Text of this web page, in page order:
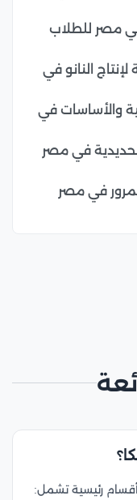
في مصر للطلاب
النانو في
والأساسات في
في مصر
في مصر
أقسام رئيسية تشمل: